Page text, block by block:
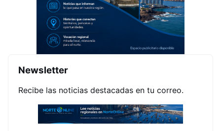
Newsletter
Recibe las noticias destacadas en tu correo.